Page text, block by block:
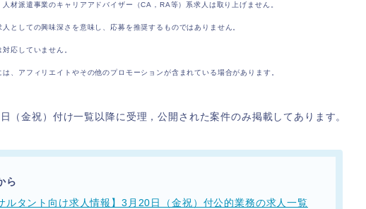
材派遣事業のキャリアアドバイザー（CA，RA等）系求人は取り上げません。
としての興味深さを意味し、応募を推奨するものではありません。
応していません。
、アフィリエイトやその他のプロモーションが含まれている場合があります。
（金祝）付け一覧以降に受理，公開された案件のみ掲載してあります。
ら
ルタント向け求人情報】3月20日（金祝）付公的業務の求人一覧